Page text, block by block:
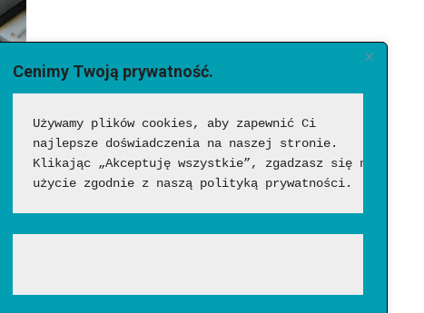
Cenimy Twoją prywatność.
Używamy plików cookies, aby zapewnić Ci
najlepsze doświadczenia na naszej stronie.
Klikając „Akceptuję wszystkie”, zgadzasz się na ich
użycie zgodnie z naszą polityką prywatności.